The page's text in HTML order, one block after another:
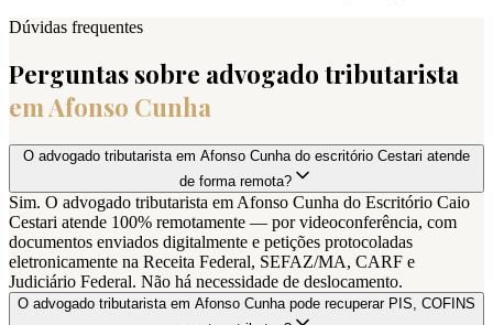
Dúvidas frequentes
Perguntas sobre advogado tributarista
emAfonso Cunha
O advogado tributarista em Afonso Cunha do escritório Cestari atende
de forma remota?
Sim. O advogado tributarista em Afonso Cunha do Escritório Caio
Cestari atende 100% remotamente — por videoconferência, com
documentos enviados digitalmente e petições protocoladas
eletronicamente na Receita Federal, SEFAZ/MA, CARF e
Judiciário Federal. Não há necessidade de deslocamento.
O advogado tributarista em Afonso Cunha pode recuperar PIS, COFINS